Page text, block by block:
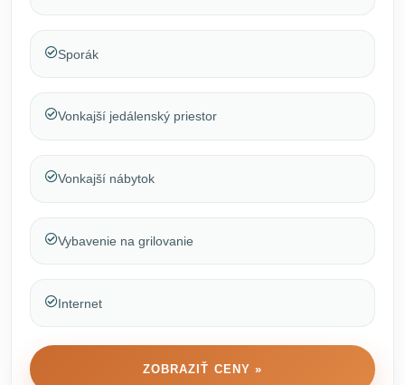
Sporák
Vonkajší jedálenský priestor
Vonkajší nábytok
Vybavenie na grilovanie
Internet
ZOBRAZIŤ CENY »